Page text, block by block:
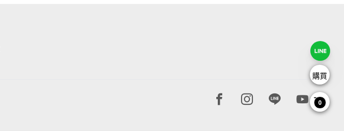
Facebook page
Instagram page
Line pageYoutube
購買
0